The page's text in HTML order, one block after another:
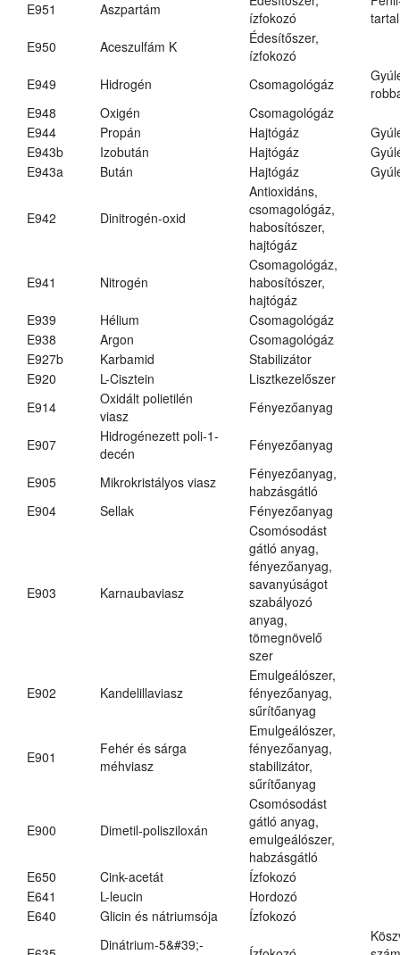
E951
Aszpartám
ízfokozó
E950
Aceszulfám K
Édesítőszer,
ízfokozó
E949
Hidrogén Csomagológáz
E948
Oxigén
Csomagológáz
E944
Propán Hajtógáz
E943b
Izobután Hajtógáz
E943a
Bután Hajtógáz
E942 Dinitrogén-oxid
Antioxidáns,
csomagológáz,
habosítószer,
hajtógáz
E941 Nitrogén
Csomagológáz,
habosítószer,
hajtógáz
E939
Hélium
Csomagológáz
E938
Argon
Csomagológáz
E927b
Karbamid
Stabilizátor
E920
L-Cisztein
Lisztkezelőszer
E914
Oxidált polietilén
viasz
Fényezőanyag
E907
Hidrogénezett poli-1-
decén
Fényezőanyag
E905 Mikrokristályos viasz
Fényezőanyag,
habzásgátló
E904
Sellak Fényezőanyag
E903 Karnaubaviasz
Csomósodást
gátló anyag,
fényezőanyag,
savanyúságot
szabályozó
anyag,
tömegnövelő
szer
E902 Kandelillaviasz
Emulgeálószer,
fényezőanyag,
sűrítőanyag
E901
Fehér és sárga
méhviasz
Emulgeálószer,
fényezőanyag,
stabilizátor,
sűrítőanyag
E900 Dimetil-polisziloxán
Csomósodást
gátló anyag,
emulgeálószer,
habzásgátló
E650
Cink-acetát
Ízfokozó
E641
L-leucin
Hordozó
E640
Glicin és nátriumsója Ízfokozó
Dinátrium-5&#39;-